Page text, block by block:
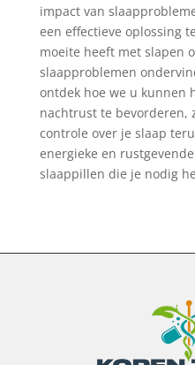
impact van
een effectieve oplossing
moeite heeft met slapen
slaapproblemen
ontdek hoe we u kunnen
nachtrust te bevorderen,
controle over je slaap
energieke en
slaappillen die je nodig